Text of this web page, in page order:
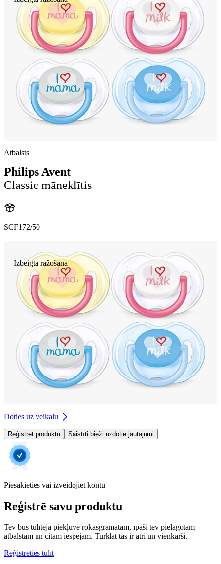
Atbalsts
Philips Avent
Classic māneklītis
SCF172/50
Izbeigta ražošana
Doties uz veikalu
Reģistrēt produktu Saistīti bieži uzdotie jautājumi
Piesakieties vai izveidojiet kontu
Reģistrē savu produktu
Tev būs tūlītēja piekļuve rokasgrāmatām, īpaši tev pielāgotam
atbalstam un citām iespējām. Turklāt tas ir ātri un vienkārši.
Reģistrēties tūlīt